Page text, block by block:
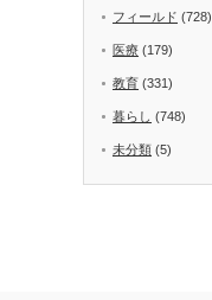
フィールド (728)
医療 (179)
教育 (331)
暮らし (748)
未分類 (5)